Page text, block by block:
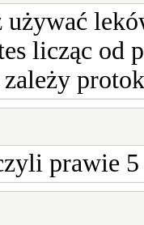
używać
licząc od
prawie